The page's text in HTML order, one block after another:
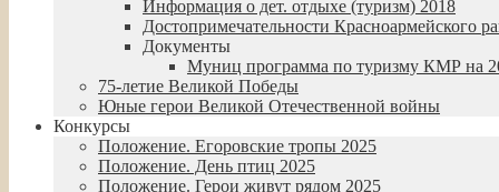
Информация о дет. отдыхе (туризм) 2018
Достопримечательности Красноармейского
Документы
Муниц программа по туризму КМР на
75-летие Великой Победы
Юные герои Великой Отечественной войны
Конкурсы
Положение. Егоровские тропы 2025
Положение. День птиц 2025
Положение. Герои живут рядом 2025